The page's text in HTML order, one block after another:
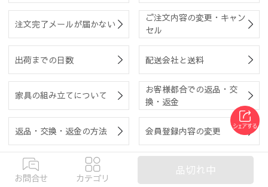
注文完了メールが届かない
ご注文内容の変更・キャン
セル
出荷までの日数 配送会社と送料
家具の組み立てについて
お客様都合での返品・交
換・返金
返品・交換・返金の方法 会員登録内容の変更
クーポン利用について
サイトマップ
お問合せ
カテゴリ
品切れ中